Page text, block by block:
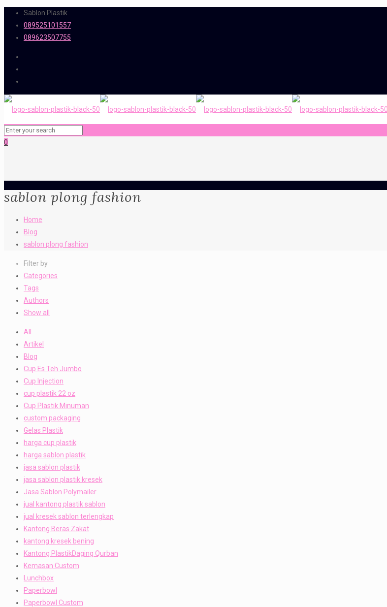
Sablon Plastik
089525101557
089623507755
0
sablon plong fashion
Home
Blog
sablon plong fashion
Filter by
Categories
Tags
Authors
Show all
All
Artikel
Blog
Cup Es Teh Jumbo
Cup Injection
cup plastik 22 oz
Cup Plastik Minuman
custom packaging
Gelas Plastik
harga cup plastik
harga sablon plastik
jasa sablon plastik
jasa sablon plastik kresek
Jasa Sablon Polymailer
jual kantong plastik sablon
jual kresek sablon terlengkap
Kantong Beras Zakat
kantong kresek bening
Kantong PlastikDaging Qurban
Kemasan Custom
Lunchbox
Paperbowl
Paperbowl Custom